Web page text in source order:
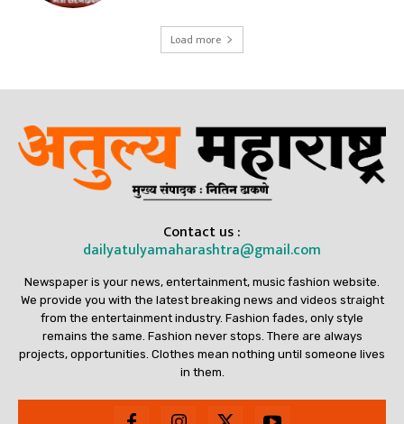
Load more
Contact us :
dailyatulyamaharashtra@gmail.com
Newspaper is your news, entertainment, music fashion website.
We provide you with the latest breaking news and videos straight
from the entertainment industry. Fashion fades, only style
remains the same. Fashion never stops. There are always
projects, opportunities. Clothes mean nothing until someone lives
in them.